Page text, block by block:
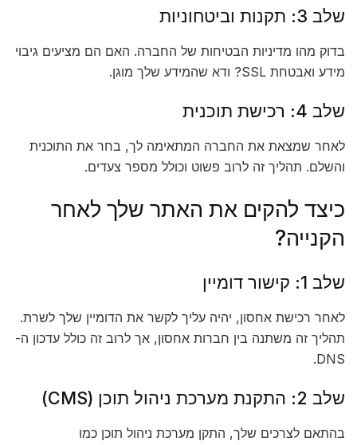
שלב 3: תקנות וביטחוניות
בדוק מהו מדיניות הבטיחות של החברה. האם הם מציעים גיבוי
מידע ואבטחת SSL? ודא שהמידע שלך מוגן.
שלב 4: רכישת תוכנית
לאחר שמצאת את החברה המתאימה לך, בחר את התוכנית
והשלם. תהליך זה לרוב פשוט וכולל מספר צעדים.
כיצד להקים את האתר שלך לאחר
הקנייה?
שלב 1: קישור דומיין
לאחר רכישת אחסון, יהיה עליך לקשר את הדומיין שלך לשרת.
תהליך זה משתנה בין חברות אחסון, אך לרוב זה כולל עדכון ה-
DNS.
שלב 2: התקנת מערכת ניהול תוכן (CMS)
בהתאם לצרכים שלך, התקן מערכת ניהול תוכן כמו